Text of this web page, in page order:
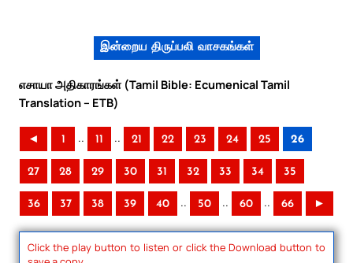
இன்றைய திருப்பலி வாசகங்கள்
எசாயா அதிகாரங்கள் (Tamil Bible: Ecumenical Tamil
Translation – ETB)
◄ 1 .. 11 .. 21 22 23 24 25 26
27 28 29 30 31 32 33 34 35
36 37 38 39 40 .. 50 .. 60 .. 66 ►
Click the play button to listen or click the Download button to